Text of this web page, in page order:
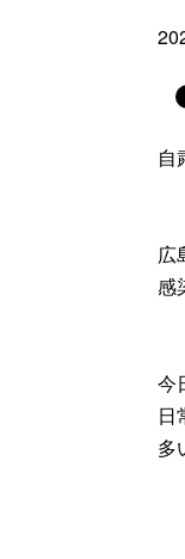
自
広
感
今
日
多